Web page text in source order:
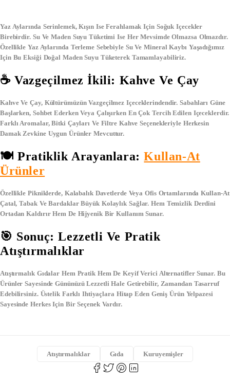
Yaz Aylarında Serinlemek, Kışın Ise Ferahlamak Için Soğuk Içecekler
Birebirdir. Su Ve Maden Suyu Tüketimi Ise Her Mevsimde Olmazsa Olmazdır.
Özellikle Yaz Aylarında Terleme Sebebiyle Su Ve Mineral Kaybı Yaşadığımız
Için Bu Eksiği Doğal Maden Suyu Tüketerek Tamamlayabiliriz.
☕ Vazgeçilmez İkili: Kahve Ve Çay
Kahve Ve Çay, Kültürümüzün Vazgeçilmez Içeceklerindendir. Sabahları Güne
Başlarken, Sohbet Ederken Veya Çalışırken En Çok Tercih Edilen Içeceklerdir.
Farklı Aromalar, Bitki Çayları Ve Filtre Kahve Seçenekleriyle Herkesin
Damak Zevkine Uygun Ürünler Mevcuttur.
🍽️ Pratiklik Arayanlara:Kullan-At
Ürünler
Özellikle Pikniklerde, Kalabalık Davetlerde Veya Ofis OrtamlarındaKullan-At
Çatal, Tabak Ve BardaklarBüyük Kolaylık Sağlar. Hem Temizlik Derdini
Ortadan Kaldırır Hem De Hijyenik Bir Kullanım Sunar.
🎯 Sonuç: Lezzetli Ve Pratik
Atıştırmalıklar
Atıştırmalık Gıdalar Hem Pratik Hem De Keyif Verici Alternatifler Sunar. Bu
Ürünler Sayesinde Gününüzü Lezzetli Hale Getirebilir, Zamandan Tasarruf
Edebilirsiniz. Üstelik Farklı Ihtiyaçlara Hitap Eden Geniş Ürün Yelpazesi
Sayesinde Herkes Için Bir Seçenek Vardır.
Atıştırmalıklar Gıda Kuruyemişler